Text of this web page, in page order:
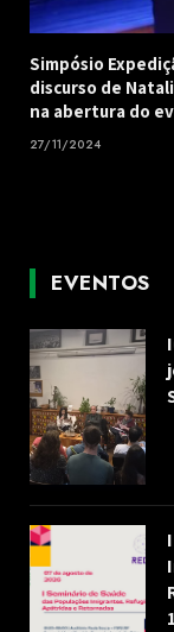
Simpósio
discurso de
na abertura do
27/11/2024
EVENTOS